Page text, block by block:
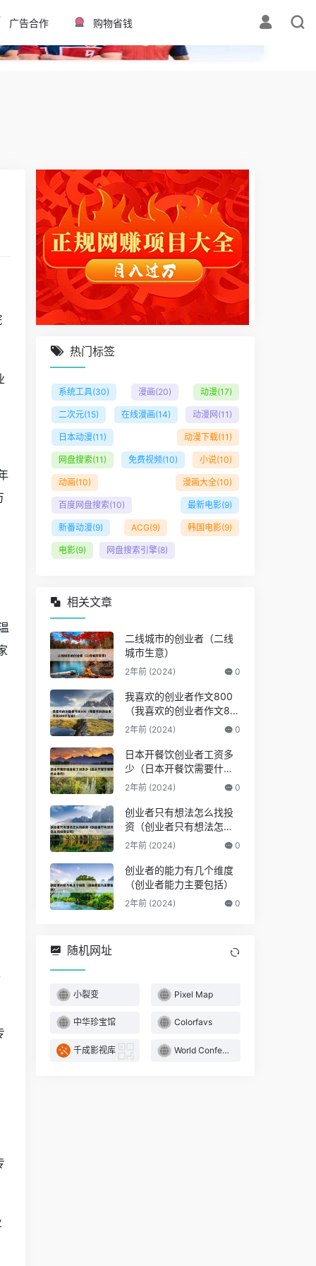
✕
广告合作 购物省钱
热门标签
系统工具(30) 漫画(20) 动漫(17)
二次元(15) 在线漫画(14) 动漫网 (11)
日本动漫(11) 动漫下载(11)
网盘搜索(11) 免费视频(10) 小说(10)
动画(10) 漫画大全(10)
百度网盘搜索(10) 最新电影(9)
新番动漫(9) ACG(9) 韩国电影(9)
电影(9) 网盘搜索引擎(8)
相关文章
二线城市的创业者（二线
城市生意）
2年前 (2024) 0
我喜欢的创业者作文800
（我喜欢的创业者作文80
0字左右）
2年前 (2024) 0
日本开餐饮创业者工资多
少（日本开餐饮需要什么
条件）
2年前 (2024) 0
创业者只有想法怎么找投
资（创业者只有想法怎么
找投资公司）
2年前 (2024) 0
创业者的能力有几个维度
（创业者能力主要包括）
2年前 (2024) 0
随机网址
小裂变 Pixel Map
中华珍宝馆 Colorfavs
千成影视库 World Conference CALENDAR